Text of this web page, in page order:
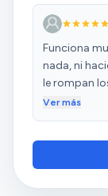
en las otras
maravilla
Funciona
nada, ni
le rompan
probado.
Ver más